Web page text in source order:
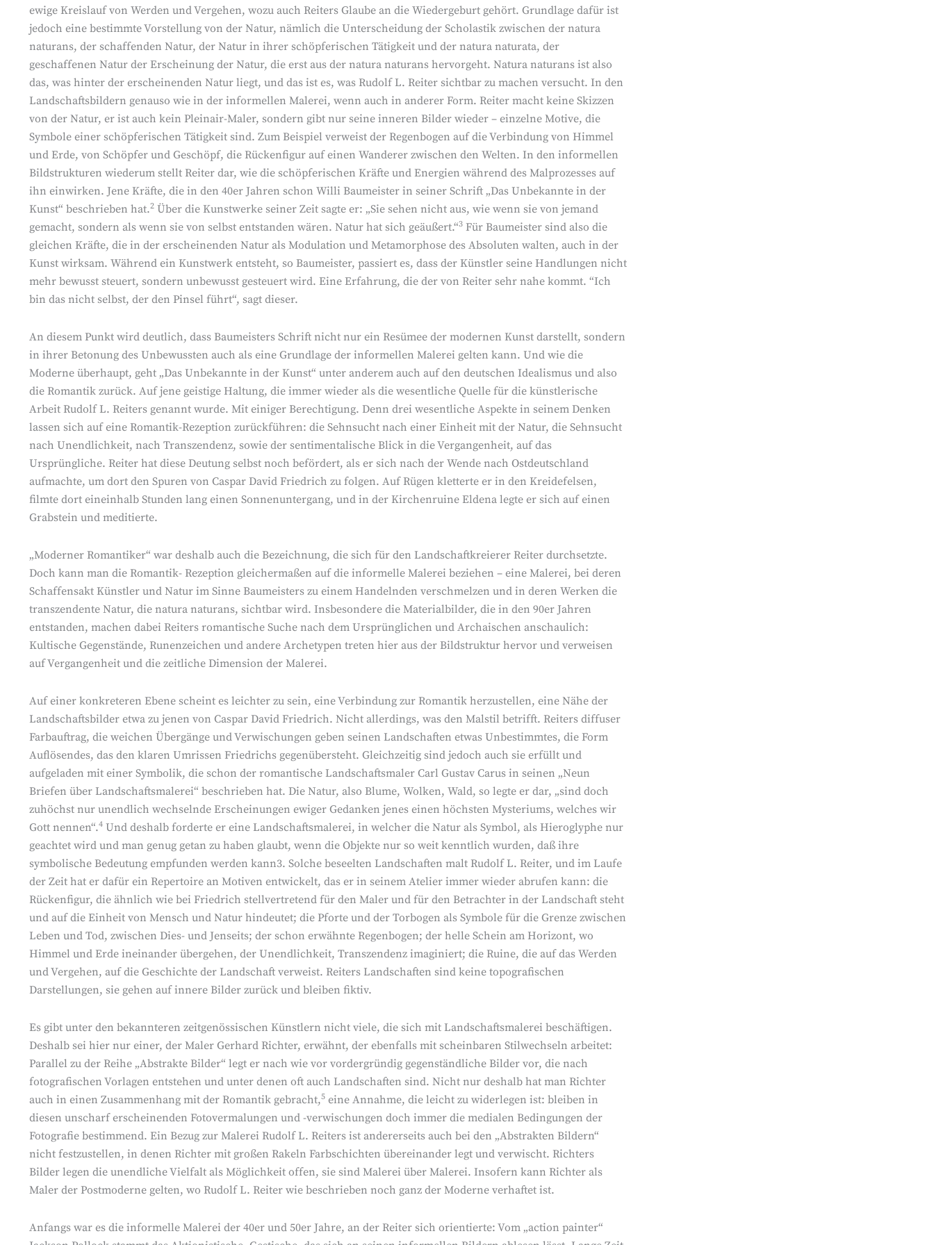
ewige Kreislauf von Werden und Vergehen, wozu auch Reiters Glaube an die Wiedergeburt gehört. Grundlage dafür ist
jedoch eine bestimmte Vorstellung von der Natur, nämlich die Unterscheidung der Scholastik zwischen der natura
naturans, der schaffenden Natur, der Natur in ihrer schöpferischen Tätigkeit und der natura naturata, der
geschaffenen Natur der Erscheinung der Natur, die erst aus der natura naturans hervorgeht. Natura naturans ist also
das, was hinter der erscheinenden Natur liegt, und das ist es, was Rudolf L. Reiter sichtbar zu machen versucht. In den
Landschaftsbildern genauso wie in der informellen Malerei, wenn auch in anderer Form. Reiter macht keine Skizzen
von der Natur, er ist auch kein Pleinair-Maler, sondern gibt nur seine inneren Bilder wieder – einzelne Motive, die
Symbole einer schöpferischen Tätigkeit sind. Zum Beispiel verweist der Regenbogen auf die Verbindung von Himmel
und Erde, von Schöpfer und Geschöpf, die Rückenfigur auf einen Wanderer zwischen den Welten. In den informellen
Bildstrukturen wiederum stellt Reiter dar, wie die schöpferischen Kräfte und Energien während des Malprozesses auf
ihn einwirken. Jene Kräfte, die in den 40er Jahren schon Willi Baumeister in seiner Schrift „Das Unbekannte in der
Kunst“ beschrieben hat.2 Über die Kunstwerke seiner Zeit sagte er: „Sie sehen nicht aus, wie wenn sie von jemand
gemacht, sondern als wenn sie von selbst entstanden wären. Natur hat sich geäußert.“3 Für Baumeister sind also die
gleichen Kräfte, die in der erscheinenden Natur als Modulation und Metamorphose des Absoluten walten, auch in der
Kunst wirksam. Während ein Kunstwerk entsteht, so Baumeister, passiert es, dass der Künstler seine Handlungen nicht
mehr bewusst steuert, sondern unbewusst gesteuert wird. Eine Erfahrung, die der von Reiter sehr nahe kommt. “Ich
bin das nicht selbst, der den Pinsel führt“, sagt dieser.
An diesem Punkt wird deutlich, dass Baumeisters Schrift nicht nur ein Resümee der modernen Kunst darstellt, sondern
in ihrer Betonung des Unbewussten auch als eine Grundlage der informellen Malerei gelten kann. Und wie die
Moderne überhaupt, geht „Das Unbekannte in der Kunst“ unter anderem auch auf den deutschen Idealismus und also
die Romantik zurück. Auf jene geistige Haltung, die immer wieder als die wesentliche Quelle für die künstlerische
Arbeit Rudolf L. Reiters genannt wurde. Mit einiger Berechtigung. Denn drei wesentliche Aspekte in seinem Denken
lassen sich auf eine Romantik-Rezeption zurückführen: die Sehnsucht nach einer Einheit mit der Natur, die Sehnsucht
nach Unendlichkeit, nach Transzendenz, sowie der sentimentalische Blick in die Vergangenheit, auf das
Ursprüngliche. Reiter hat diese Deutung selbst noch befördert, als er sich nach der Wende nach Ostdeutschland
aufmachte, um dort den Spuren von Caspar David Friedrich zu folgen. Auf Rügen kletterte er in den Kreidefelsen,
filmte dort eineinhalb Stunden lang einen Sonnenuntergang, und in der Kirchenruine Eldena legte er sich auf einen
Grabstein und meditierte.
„Moderner Romantiker“ war deshalb auch die Bezeichnung, die sich für den Landschaftkreierer Reiter durchsetzte.
Doch kann man die Romantik- Rezeption gleichermaßen auf die informelle Malerei beziehen – eine Malerei, bei deren
Schaffensakt Künstler und Natur im Sinne Baumeisters zu einem Handelnden verschmelzen und in deren Werken die
transzendente Natur, die natura naturans, sichtbar wird. Insbesondere die Materialbilder, die in den 90er Jahren
entstanden, machen dabei Reiters romantische Suche nach dem Ursprünglichen und Archaischen anschaulich:
Kultische Gegenstände, Runenzeichen und andere Archetypen treten hier aus der Bildstruktur hervor und verweisen
auf Vergangenheit und die zeitliche Dimension der Malerei.
Auf einer konkreteren Ebene scheint es leichter zu sein, eine Verbindung zur Romantik herzustellen, eine Nähe der
Landschaftsbilder etwa zu jenen von Caspar David Friedrich. Nicht allerdings, was den Malstil betrifft. Reiters diffuser
Farbauftrag, die weichen Übergänge und Verwischungen geben seinen Landschaften etwas Unbestimmtes, die Form
Auflösendes, das den klaren Umrissen Friedrichs gegenübersteht. Gleichzeitig sind jedoch auch sie erfüllt und
aufgeladen mit einer Symbolik, die schon der romantische Landschaftsmaler Carl Gustav Carus in seinen „Neun
Briefen über Landschaftsmalerei“ beschrieben hat. Die Natur, also Blume, Wolken, Wald, so legte er dar, „sind doch
zuhöchst nur unendlich wechselnde Erscheinungen ewiger Gedanken jenes einen höchsten Mysteriums, welches wir
Gott nennen“.4 Und deshalb forderte er eine Landschaftsmalerei, in welcher die Natur als Symbol, als Hieroglyphe nur
geachtet wird und man genug getan zu haben glaubt, wenn die Objekte nur so weit kenntlich wurden, daß ihre
symbolische Bedeutung empfunden werden kann3. Solche beseelten Landschaften malt Rudolf L. Reiter, und im Laufe
der Zeit hat er dafür ein Repertoire an Motiven entwickelt, das er in seinem Atelier immer wieder abrufen kann: die
Rückenfigur, die ähnlich wie bei Friedrich stellvertretend für den Maler und für den Betrachter in der Landschaft steht
und auf die Einheit von Mensch und Natur hindeutet; die Pforte und der Torbogen als Symbole für die Grenze zwischen
Leben und Tod, zwischen Dies- und Jenseits; der schon erwähnte Regenbogen; der helle Schein am Horizont, wo
Himmel und Erde ineinander übergehen, der Unendlichkeit, Transzendenz imaginiert; die Ruine, die auf das Werden
und Vergehen, auf die Geschichte der Landschaft verweist. Reiters Landschaften sind keine topografischen
Darstellungen, sie gehen auf innere Bilder zurück und bleiben fiktiv.
Es gibt unter den bekannteren zeitgenössischen Künstlern nicht viele, die sich mit Landschaftsmalerei beschäftigen.
Deshalb sei hier nur einer, der Maler Gerhard Richter, erwähnt, der ebenfalls mit scheinbaren Stilwechseln arbeitet:
Parallel zu der Reihe „Abstrakte Bilder“ legt er nach wie vor vordergründig gegenständliche Bilder vor, die nach
fotografischen Vorlagen entstehen und unter denen oft auch Landschaften sind. Nicht nur deshalb hat man Richter
auch in einen Zusammenhang mit der Romantik gebracht,5 eine Annahme, die leicht zu widerlegen ist: bleiben in
diesen unscharf erscheinenden Fotovermalungen und -verwischungen doch immer die medialen Bedingungen der
Fotografie bestimmend. Ein Bezug zur Malerei Rudolf L. Reiters ist andererseits auch bei den „Abstrakten Bildern“
nicht festzustellen, in denen Richter mit großen Rakeln Farbschichten übereinander legt und verwischt. Richters
Bilder legen die unendliche Vielfalt als Möglichkeit offen, sie sind Malerei über Malerei. Insofern kann Richter als
Maler der Postmoderne gelten, wo Rudolf L. Reiter wie beschrieben noch ganz der Moderne verhaftet ist.
Anfangs war es die informelle Malerei der 40er und 50er Jahre, an der Reiter sich orientierte: Vom „action painter“